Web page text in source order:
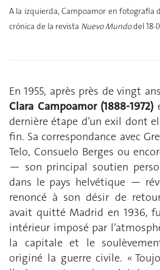
A la izquierda, Campoamor en fotografía
crónica de la revista Nuevo Mundodel 18-
En 1955, après près de vingt
Clara Campoamor (1888-1972)
dernière étape d’un exil dont
fin. Sa correspondance avec
Telo, Consuelo Berges ou
— son principal soutien
dans le pays helvétique —
renoncé à son désir de
avait quitté Madrid en 1936,
intérieur imposé par
la capitale et le
originé la guerre civile. «